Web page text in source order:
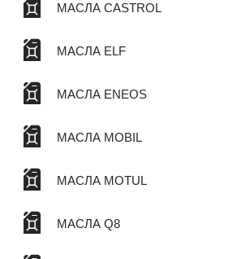
МАСЛА CASTROL
МАСЛА ELF
МАСЛА ENEOS
МАСЛА MOBIL
МАСЛА MOTUL
МАСЛА Q8